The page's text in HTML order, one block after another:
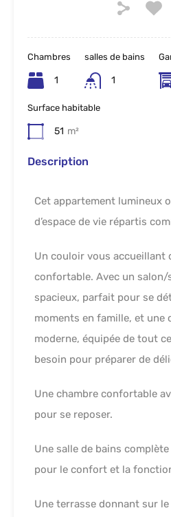
Chambres
1
salles de bains
1
Surface habitable
51 m²
Description
Cet appartement lumineux
d’espace de vie répartis
Un couloir vous accueillant
confortable. Avec un salon/
spacieux, parfait pour se
moments en famille, et une
moderne, équipée de tout
besoin pour préparer de
Une chambre confortable
pour se reposer.
Une salle de bains complète
pour le confort et la
Une terrasse donnant sur